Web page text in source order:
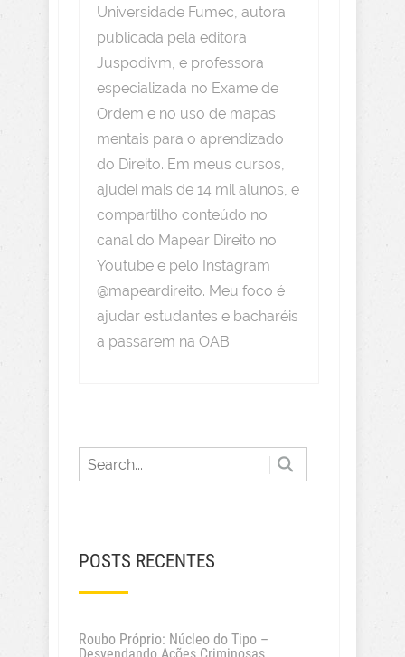
Universidade Fumec, autora
publicada pela editora
Juspodivm, e professora
especializada no Exame de
Ordem e no uso de mapas
mentais para o aprendizado
do Direito. Em meus cursos,
ajudei mais de 14 mil alunos, e
compartilho conteúdo no
canal do Mapear Direito no
Youtube e pelo Instagram
@mapeardireito. Meu foco é
ajudar estudantes e bacharéis
a passarem na OAB.
POSTS RECENTES
Roubo Próprio: Núcleo do Tipo –